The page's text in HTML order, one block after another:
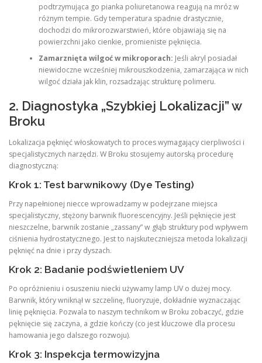
podtrzymująca go pianka poliuretanowa reagują na mróz w
różnym tempie. Gdy temperatura spadnie drastycznie,
dochodzi do mikrorozwarstwień, które objawiają się na
powierzchni jako cienkie, promieniste pęknięcia.
Zamarznięta wilgoć w mikroporach: Jeśli akryl posiadał
niewidoczne wcześniej mikrouszkodzenia, zamarzająca w nich
wilgoć działa jak klin, rozsadzając strukturę polimeru.
2. Diagnostyka „Szybkiej Lokalizacji” w
Broku
Lokalizacja pęknięć włoskowatych to proces wymagający cierpliwości i
specjalistycznych narzędzi. W Broku stosujemy autorską procedurę
diagnostyczną:
Krok 1: Test barwnikowy (Dye Testing)
Przy napełnionej niecce wprowadzamy w podejrzane miejsca
specjalistyczny, stężony barwnik fluorescencyjny. Jeśli pęknięcie jest
nieszczelne, barwnik zostanie „zassany” w głąb struktury pod wpływem
ciśnienia hydrostatycznego. Jest to najskuteczniejsza metoda lokalizacji
pęknięć na dnie i przy dyszach.
Krok 2: Badanie podświetleniem UV
Po opróżnieniu i osuszeniu niecki używamy lamp UV o dużej mocy.
Barwnik, który wniknął w szczelinę, fluoryzuje, dokładnie wyznaczając
linię pęknięcia. Pozwala to naszym technikom w Broku zobaczyć, gdzie
pęknięcie się zaczyna, a gdzie kończy (co jest kluczowe dla procesu
hamowania jego dalszego rozwoju).
Krok 3: Inspekcja termowizyjna